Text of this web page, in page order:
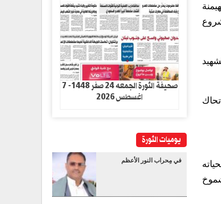
صحيفة الثورة الجمعه 24 صفر 1448- 7
اغسطس 2026
يوميات الثورة
في مِحراب النور الأعظم